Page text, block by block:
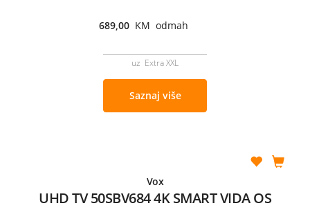
689,00 KM odmah
uz Extra XXL
Saznaj više
Vox
UHD TV 50SBV684 4K SMART VIDA OS